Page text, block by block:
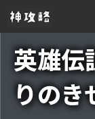
英雄伝
りの